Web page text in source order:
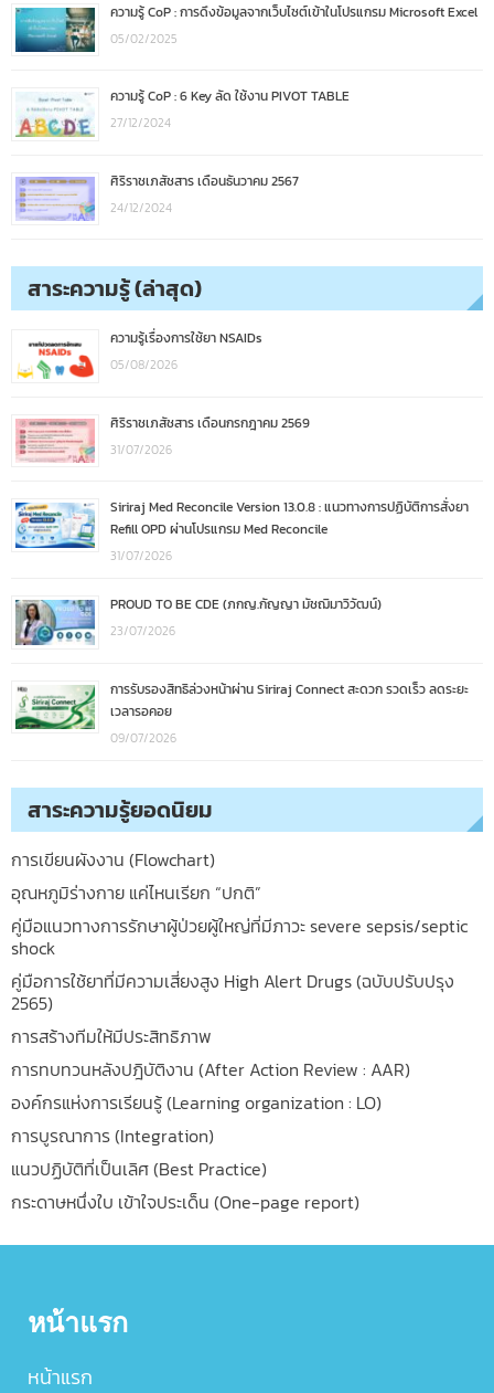
ความรู้ CoP : การดึงข้อมูลจากเว็บไซต์เข้าในโปรแกรม Microsoft Excel
05/02/2025
ความรู้ CoP : 6 Key ลัด ใช้งาน PIVOT TABLE
27/12/2024
ศิริราชเภสัชสาร เดือนธันวาคม 2567
24/12/2024
สาระความรู้ (ล่าสุด)
ความรู้เรื่องการใช้ยา NSAIDs
05/08/2026
ศิริราชเภสัชสาร เดือนกรกฎาคม 2569
31/07/2026
Siriraj Med Reconcile Version 13.0.8 : แนวทางการปฏิบัติการสั่งยา
Refill OPD ผ่านโปรแกรม Med Reconcile
31/07/2026
PROUD TO BE CDE (ภกญ.กัญญา มัชฌิมาวิวัฒน์)
23/07/2026
การรับรองสิทธิล่วงหน้าผ่าน Siriraj Connect สะดวก รวดเร็ว ลดระยะ
เวลารอคอย
09/07/2026
สาระความรู้ยอดนิยม
การเขียนผังงาน (Flowchart)
อุณหภูมิร่างกาย แค่ไหนเรียก “ปกติ”
คู่มือแนวทางการรักษาผู้ป่วยผู้ใหญ่ที่มีภาวะ severe sepsis/septic
shock
คู่มือการใช้ยาที่มีความเสี่ยงสูง High Alert Drugs (ฉบับปรับปรุง
2565)
การสร้างทีมให้มีประสิทธิภาพ
การทบทวนหลังปฎิบัติงาน (After Action Review : AAR)
องค์กรแห่งการเรียนรู้ (Learning organization : LO)
การบูรณาการ (Integration)
แนวปฏิบัติที่เป็นเลิศ (Best Practice)
กระดาษหนึ่งใบ เข้าใจประเด็น (One-page report)
หน้าแรก
หน้าแรก